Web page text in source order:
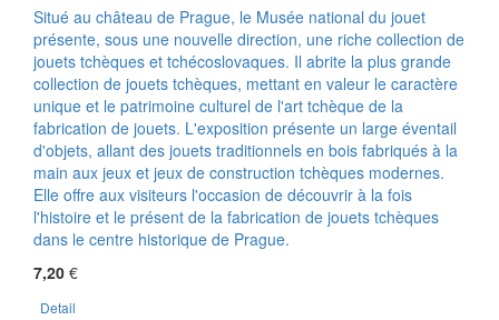
Situé au château de Prague, le Musée national du jouet
présente, sous une nouvelle direction, une riche collection de
jouets tchèques et tchécoslovaques. Il abrite la plus grande
collection de jouets tchèques, mettant en valeur le caractère
unique et le patrimoine culturel de l'art tchèque de la
fabrication de jouets. L'exposition présente un large éventail
d'objets, allant des jouets traditionnels en bois fabriqués à la
main aux jeux et jeux de construction tchèques modernes.
Elle offre aux visiteurs l'occasion de découvrir à la fois
l'histoire et le présent de la fabrication de jouets tchèques
dans le centre historique de Prague.
7,20 €
Detail